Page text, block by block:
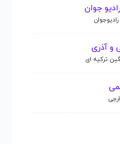
جوان
و آذری
ترکیه ای